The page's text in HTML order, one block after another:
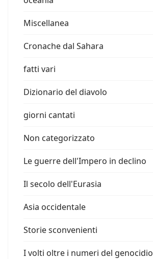
Miscellanea
Cronache dal Sahara
fatti vari
Dizionario del diavolo
giorni cantati
Non categorizzato
Le guerre dell'Impero in declino
Il secolo dell'Eurasia
Asia occidentale
Storie sconvenienti
I volti oltre i numeri del genocidio